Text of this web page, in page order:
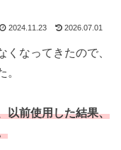
2024.11.23 2026.07.01
くなってきたので、
。
以前使用した結果、